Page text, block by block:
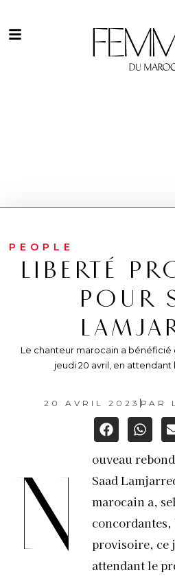
PEOPLE
LIBERTÉ
POUR
Le chanteur marocain a
jeudi 20 avril, en attendant
20 AVRIL 2023 PAR
N
ouveau
Saad
marocain a,
provisoire, ce
attendant le